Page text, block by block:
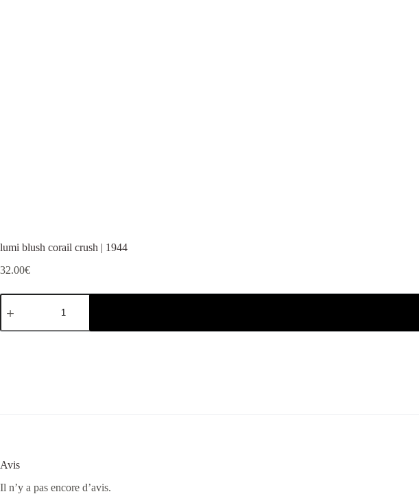
lumi blush corail crush | 1944
32.00€
Avis
Il n’y a pas encore d’avis.